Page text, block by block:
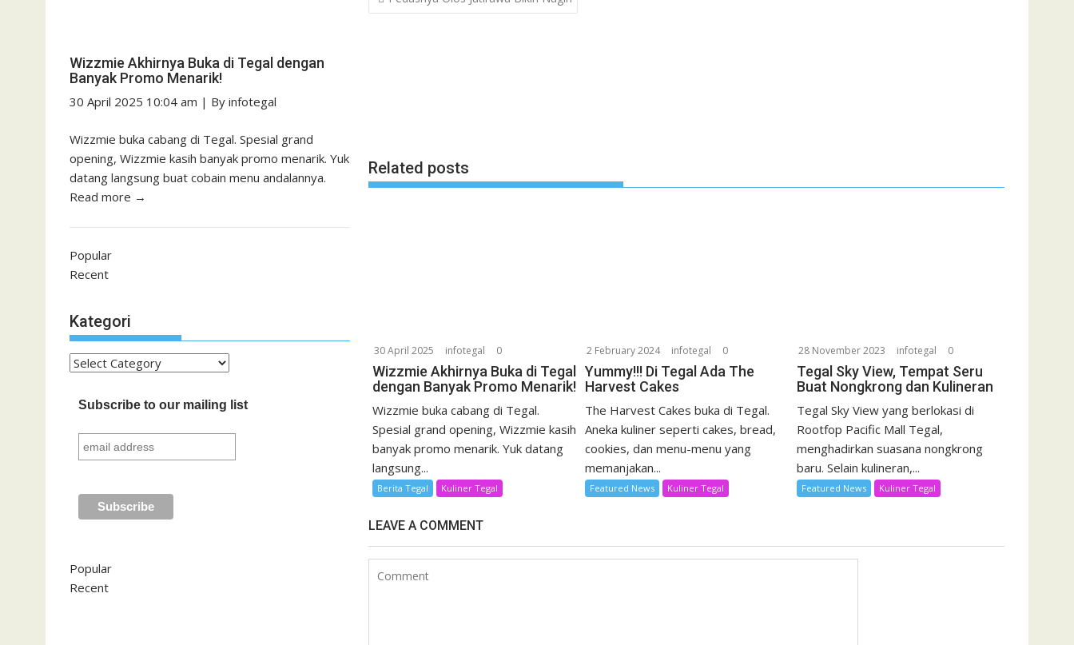
navigation
Related posts
30 April 2025 infotegal 0
Wizzmie Akhirnya Buka di Tegal
dengan Banyak Promo Menarik!
Wizzmie buka cabang di Tegal.
Spesial grand opening, Wizzmie kasih
banyak promo menarik. Yuk datang
langsung...
Berita Tegal Kuliner Tegal
2 February 2024 infotegal 0
Yummy!!! Di Tegal Ada The
Harvest Cakes
The Harvest Cakes buka di Tegal.
Aneka kuliner seperti cakes, bread,
cookies, dan menu-menu yang
memanjakan...
Featured News Kuliner Tegal
28 November 2023 infotegal 0
Tegal Sky View, Tempat Seru
Buat Nongkrong dan Kulineran
Tegal Sky View yang berlokasi di
Rootfop Pacific Mall Tegal,
menghadirkan suasana nongkrong
baru. Selain kulineran,...
Featured News Kuliner Tegal
LEAVE A COMMENT
Wizzmie Akhirnya Buka di Tegal dengan
Banyak Promo Menarik!
30 April 2025 10:04 am | By infotegal
Wizzmie buka cabang di Tegal. Spesial grand
opening, Wizzmie kasih banyak promo menarik. Yuk
datang langsung buat cobain menu andalannya.
Read more →
Popular
Recent
Kategori
Kategori
Subscribe to our mailing list
Popular
Recent